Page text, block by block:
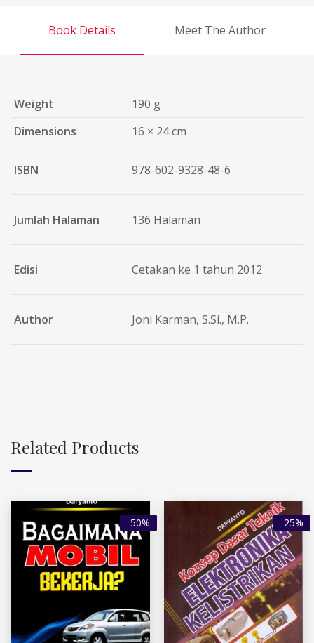
Book Details Meet The Author
Weight
190 g
Dimensions
16 × 24 cm
ISBN 978-602-9328-48-6
Jumlah Halaman 136 Halaman
Edisi Cetakan ke 1 tahun 2012
Author Joni Karman, S.Si., M.P.
Related Products
-50% -25%